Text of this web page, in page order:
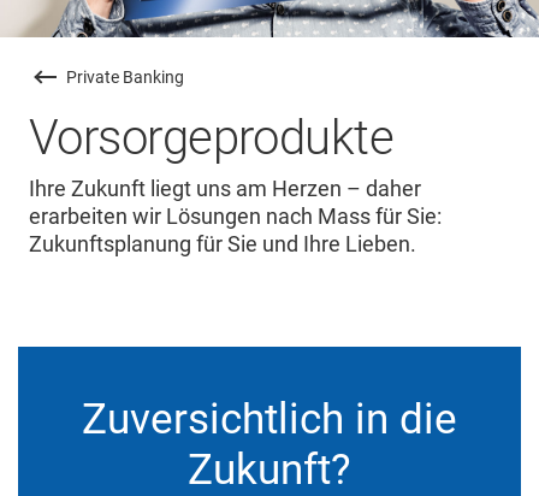
Private Banking
Vorsorgeprodukte
Ihre Zukunft liegt uns am Herzen – daher
erarbeiten wir Lösungen nach Mass für Sie:
Zukunftsplanung für Sie und Ihre Lieben.
Zuversichtlich in die
Zukunft?